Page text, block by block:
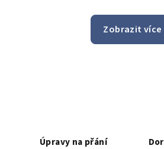
i po uplynuti bezne doby pro
brzy urcite spolu udelame nekomu
Zobrazit více
Úpravy na přání